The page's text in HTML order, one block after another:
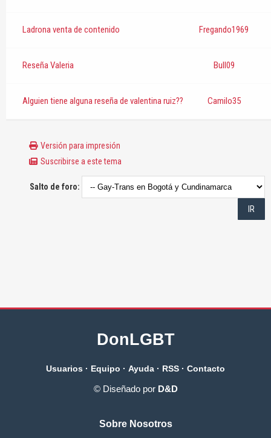
Ladrona venta de contenido Fregando1969
Reseña Valeria Bull09
Alguien tiene alguna reseña de valentina ruiz?? Camilo35
Versión para impresión
Suscribirse a este tema
Salto de foro:
DonLGBT
Usuarios · Equipo · Ayuda · RSS · Contacto
© Diseñado por D&D
Sobre Nosotros